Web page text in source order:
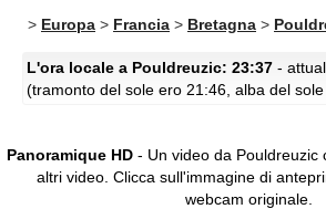
> Europa > Francia > Bretagna >
L'ora locale a Pouldreuzic: 23:37 -
(tramonto del sole ero 21:46, alba del
Panoramique HD - Un video da Pouldreuzic
altri video. Clicca sull'immagine di
webcam originale.